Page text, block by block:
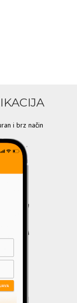
i brz način